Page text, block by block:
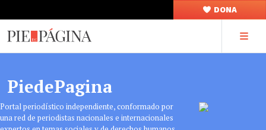
DONA
PiedePagina
Portal periodístico independiente, conformado por
una red de periodistas nacionales e internacionales